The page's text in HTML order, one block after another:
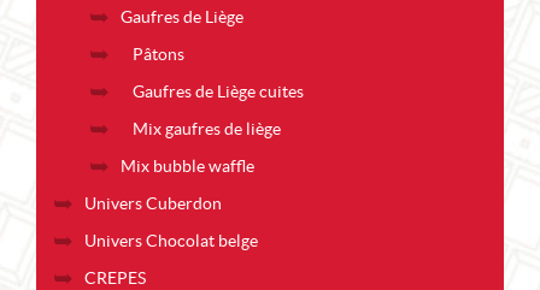
Gaufres de Liège
Pâtons
Gaufres de Liège cuites
Mix gaufres de liège
Mix bubble waffle
Univers Cuberdon
Univers Chocolat belge
CREPES